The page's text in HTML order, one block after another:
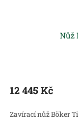
Nůž
12 445 Kč
Zavírací nůž Böker